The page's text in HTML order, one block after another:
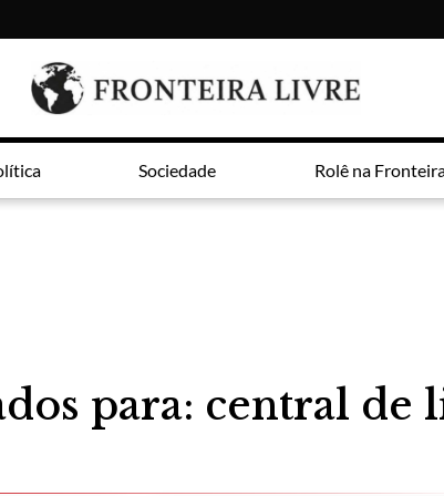
Sociedade Rolê na
para: central de